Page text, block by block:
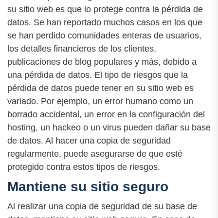
su sitio web es que lo protege contra la pérdida de
datos. Se han reportado muchos casos en los que
se han perdido comunidades enteras de usuarios,
los detalles financieros de los clientes,
publicaciones de blog populares y más, debido a
una pérdida de datos. El tipo de riesgos que la
pérdida de datos puede tener en su sitio web es
variado. Por ejemplo, un error humano como un
borrado accidental, un error en la configuración del
hosting, un hackeo o un virus pueden dañar su base
de datos. Al hacer una copia de seguridad
regularmente, puede asegurarse de que esté
protegido contra estos tipos de riesgos.
Mantiene su sitio seguro
Al realizar una copia de seguridad de su base de